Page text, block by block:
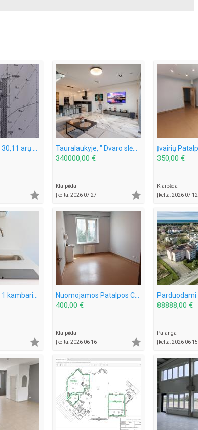

340000,00 €
Klaipėda
Įkelta: 2026 07 27

350,00 €
Klaipėda
Įkelta: 2026 07 12

400,00 €
Klaipėda
Įkelta: 2026 06 16

88888,00 €
Palanga
Įkelta: 2026 06 15